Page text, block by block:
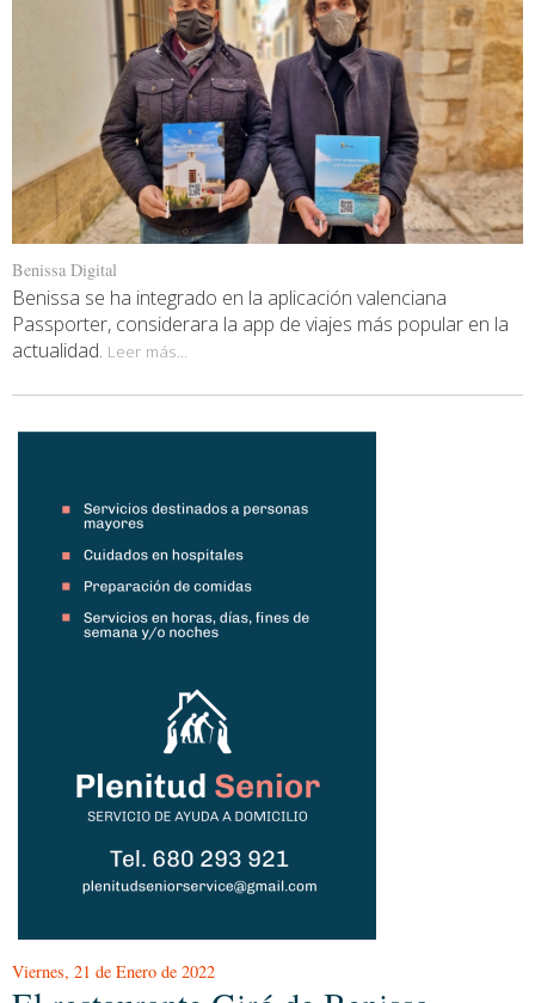
Benissa Digital
Benissa se ha integrado en la aplicación valenciana
Passporter, considerara la app de viajes más popular en la
actualidad. Leer más...
Viernes, 21 de Enero de 2022